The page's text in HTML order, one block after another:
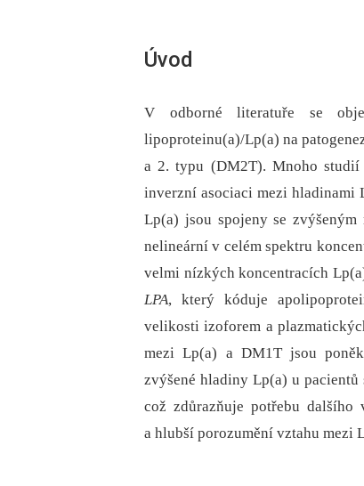
Úvod
V odborné literatuře se
lipoproteinu(a)/Lp(a) na
a 2. typu (DM2T). Mnoho studií
inverzní asociaci mezi hladinami
Lp(a) jsou spojeny se
nelineární v celém spektru
velmi nízkých koncentracích
LPA, který kóduje
velikosti izoforem a
mezi Lp(a) a DM1T jsou
zvýšené hladiny Lp(a) u
což zdůrazňuje potřebu dalšího
a hlubší porozumění vztahu mezi